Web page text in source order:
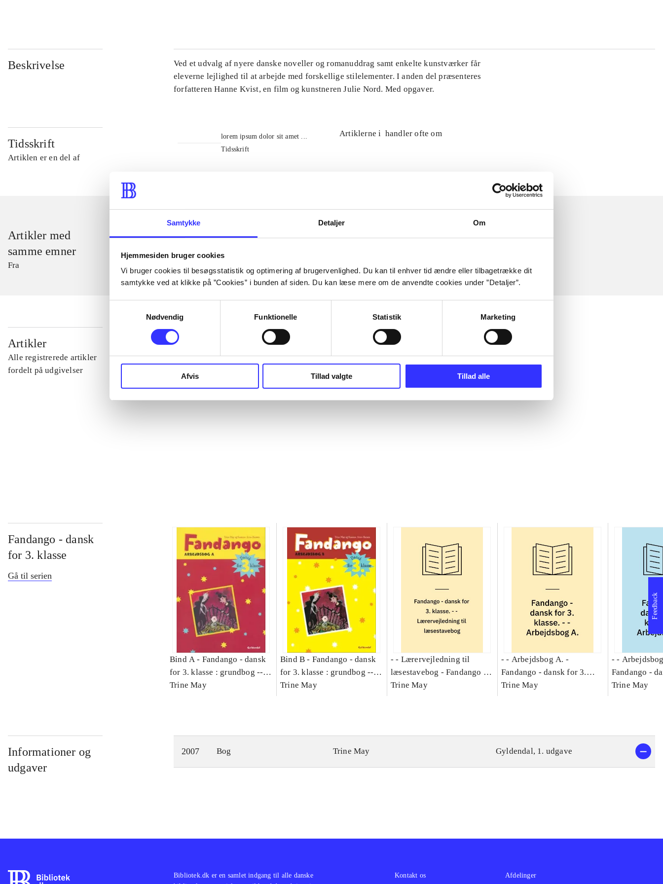
Samtykke Detaljer Om
Hjemmesiden bruger cookies
Vi bruger cookies til besøgsstatistik og optimering af brugervenlighed. Du kan til enhver tid ændre eller tilbagetrække dit
samtykke ved at klikke på ”Cookies” i bunden af siden. Du kan læse mere om de anvendte cookies under ”Detaljer”.
Nødvendig
Funktionelle Statistik Marketing
Afvis Tillad valgte Tillad alle
Beskrivelse
Ved et udvalg af nyere danske noveller og romanuddrag samt enkelte kunstværker får
eleverne lejlighed til at arbejde med forskellige stilelementer. I anden del præsenteres
forfatteren Hanne Kvist, en film og kunstneren Julie Nord. Med opgaver.
Tidsskrift
Artiklen er en del af
lorem ipsum dolor sit amet ...
Tidsskrift
Artiklerne i handler ofte om
Artikler med
samme emner
Fra
Artikler
Alle registrerede artikler
fordelt på udgivelser
...
...
Fandango - dansk
for 3. klasse
Gå til serien
Bind A - Fandango - dansk
for 3. klasse : grundbog --
Arbejdsbog. Bind A
Trine May
Bind B - Fandango - dansk
for 3. klasse : grundbog --
Arbejdsbog. Bind B
Trine May
- - Lærervejledning til
læsestavebog - Fandango -
dansk for 3. klasse :
Trine May
- - Arbejdsbog A. -
Fandango - dansk for 3.
klasse : grundbog. - -
Trine May
- -
Fandango -
klasse :
Trine May
Informationer og
udgaver
2007 Bog Trine May Gyldendal, 1. udgave
Feedback
Bibliotek.dk er en samlet indgang til alle danske
Kontakt os Afdelinger